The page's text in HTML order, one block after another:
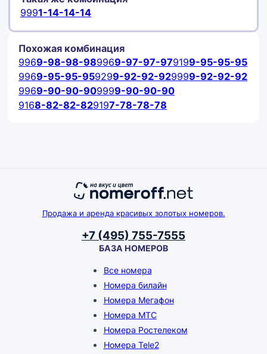
9991-14-14-14
Похожая комбинация
9969-98-98-989969-97-97-979199-95-95-95
9969-95-95-959299-92-92-929999-92-92-92
9969-90-90-909999-90-90-90
9168-82-82-829197-78-78-78
Продажа и аренда красивых золотых номеров.
+7 (495) 755-7555
БАЗА НОМЕРОВ
Все номера
Номера билайн
Номера Мегафон
Номера МТС
Номера Ростелеком
Номера Tele2